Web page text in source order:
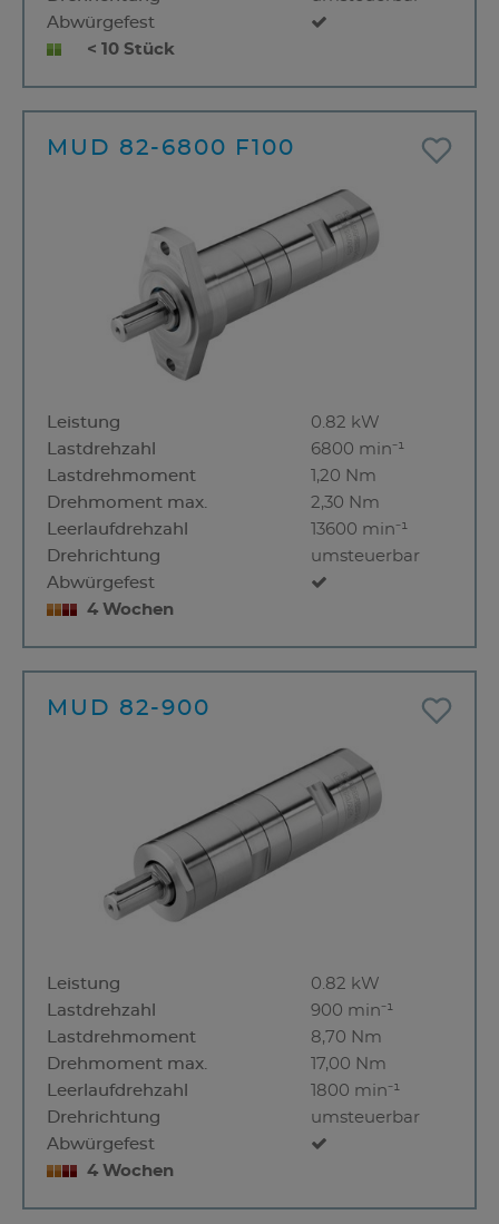
Abwürgefest
< 10 Stück
MUD 82-6800 F100
Leistung
0.82 kW
Lastdrehzahl
6800 min⁻¹
Lastdrehmoment
1,20 Nm
Drehmoment max.
2,30 Nm
Leerlaufdrehzahl
13600 min⁻¹
Drehrichtung
umsteuerbar
Abwürgefest
4 Wochen
MUD 82-900
Leistung
0.82 kW
Lastdrehzahl
900 min⁻¹
Lastdrehmoment
8,70 Nm
Drehmoment max.
17,00 Nm
Leerlaufdrehzahl
1800 min⁻¹
Drehrichtung
umsteuerbar
Abwürgefest
4 Wochen